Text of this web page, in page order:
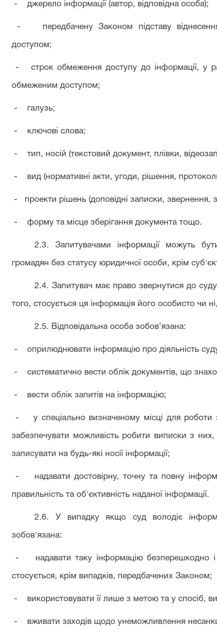
- джерело інформації (автор, відповідна особа);
- передбачену Законом підставу
доступом;
- строк обмеження доступу до інформації, у
обмеженим доступом;
- галузь;
- ключові слова;
- тип, носій (текстовий документ, плівки,
- вид (нормативні акти, угоди, рішення,
- проекти рішень (доповідні записки,
- форму та місце зберігання документа тощо.
2.3. Запитувачами інформації можуть
громадян без статусу юридичної особи, крім
2.4. Запитувач має право звернутися до
того, стосується ця інформація його особисто чи
2.5. Відповідальна особа зобов’язана:
- оприлюднювати інформацію про діяльність
- систематично вести облік документів, що
- вести облік запитів на інформацію;
- у спеціально визначеному місці для роботи
забезпечувати можливість робити виписки з
записувати на будь-які носії інформації;
- надавати достовірну, точну та повну
правильність та об'єктивність наданої інформації.
2.6. У випадку якщо суд володіє
зобов'язана:
- надавати таку інформацію безперешкодно і
стосується, крім випадків, передбачених Законом;
- використовувати її лише з метою та у спосіб,
- вживати заходів щодо унеможливлення